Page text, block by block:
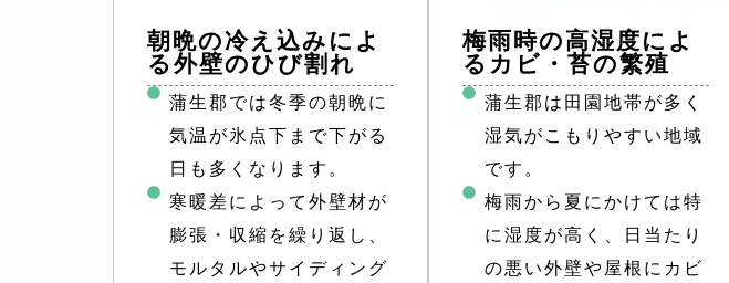
朝晩の冷え込みによ
る外壁のひび割れ
蒲生郡では冬季の朝晩に
気温が氷点下まで下がる
日も多くなります。
寒暖差によって外壁材が
膨張・収縮を繰り返し、
モルタルやサイディング
梅雨時の高湿度によ
るカビ・苔の繁殖
蒲生郡は田園地帯が多く
湿気がこもりやすい地域
です。
梅雨から夏にかけては特
に湿度が高く、日当たり
の悪い外壁や屋根にカビ